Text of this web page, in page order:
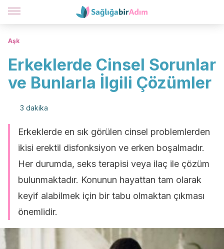
Aşk
Erkeklerde Cinsel Sorunlar
ve Bunlarla İlgili Çözümler
3 dakika
Erkeklerde en sık görülen cinsel problemlerden
ikisi erektil disfonksiyon ve erken boşalmadır.
Her durumda, seks terapisi veya ilaç ile çözüm
bulunmaktadır. Konunun hayattan tam olarak
keyif alabilmek için bir tabu olmaktan çıkması
önemlidir.